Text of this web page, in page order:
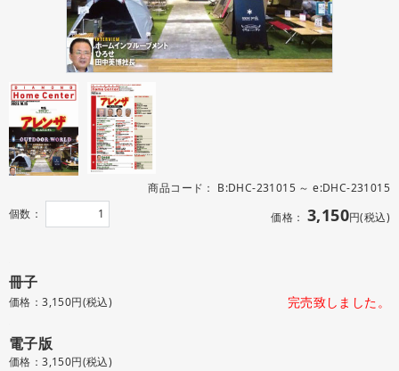
商品コード： B:DHC-231015 ～ e:DHC-231015
価格： 3,150円(税込)
個数：
冊子
価格：3,150円(税込) 完売致しました。
電子版
価格：3,150円(税込)